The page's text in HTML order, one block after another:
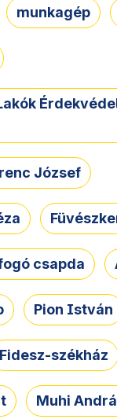
munkagép
József
csapda
Pion István
Fidesz-székház
Muhi